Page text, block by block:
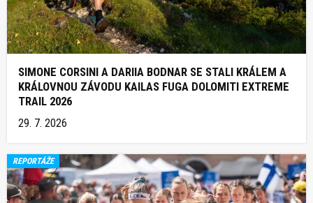
SIMONE CORSINI A DARIIA BODNAR SE STALI KRÁLEM A
KRÁLOVNOU ZÁVODU KAILAS FUGA DOLOMITI EXTREME
TRAIL 2026
29. 7. 2026
REPORTÁŽE